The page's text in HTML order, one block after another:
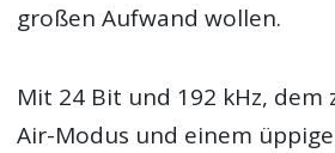
großen Aufwand wollen.
Mit 24 Bit und 192 kHz, dem
Air-Modus und einem